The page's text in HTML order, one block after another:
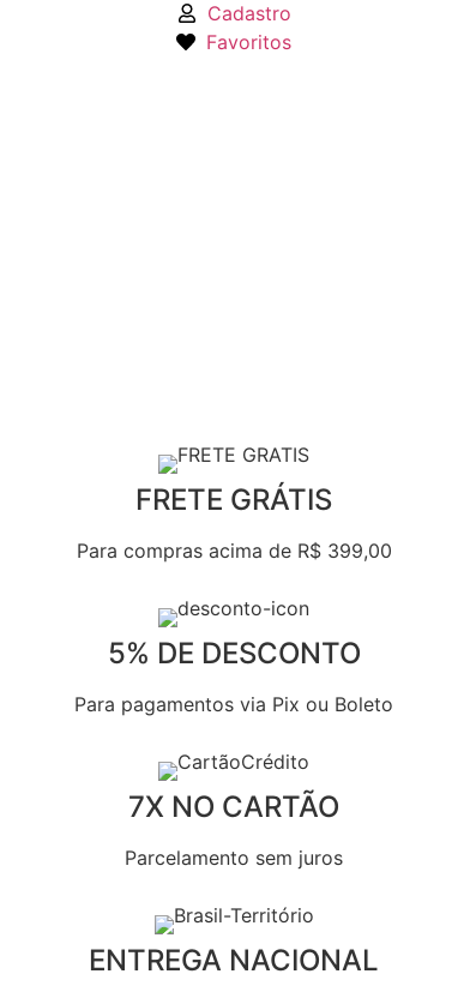
Cadastro
Favoritos
FRETE GRÁTIS
Para compras acima de R$ 399,00
5% DE DESCONTO
Para pagamentos via Pix ou Boleto
7X NO CARTÃO
Parcelamento sem juros
ENTREGA NACIONAL